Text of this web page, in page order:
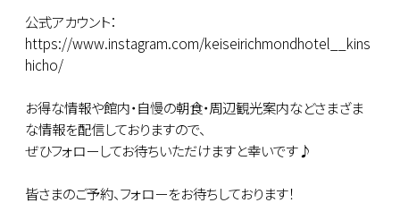
公式アカウント：
https://www.instagram.com/keiseirichmondhotel__kins
hicho/
お得な情報や館内・自慢の朝食・周辺観光案内などさまざま
な情報を配信しておりますので、
ぜひフォローしてお待ちいただけますと幸いです♪
皆さまのご予約、フォローをお待ちしております！